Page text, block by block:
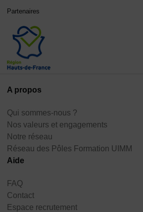
A propos
Qui sommes-nous ?
Nos valeurs et engagements
Notre réseau
Réseau des Pôles Formation UIMM
Aide
FAQ
Contact
Espace recrutement
Partenaires